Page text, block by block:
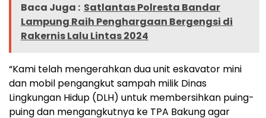
Baca Juga : Satlantas Polresta Bandar
Lampung Raih Penghargaan Bergengsi di
Rakernis Lalu Lintas 2024
“Kami telah mengerahkan dua unit eskavator mini
dan mobil pengangkut sampah milik Dinas
Lingkungan Hidup (DLH) untuk membersihkan puing-
puing dan mengangkutnya ke TPA Bakung agar